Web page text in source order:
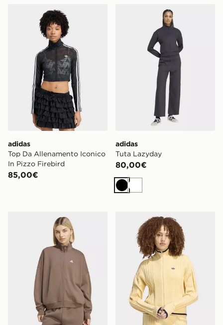
adidas Top Da Allenamento Iconico In Pizzo Firebird
adidas
Top Da Allenamento Iconico
In Pizzo Firebird
85,00€
adidas Tuta Lazyday
adidas
Tuta Lazyday
80,00€
NeroBianco
adidas Top Da Allenamento Studio Con 3 Strisce
adidas Track Top Cable